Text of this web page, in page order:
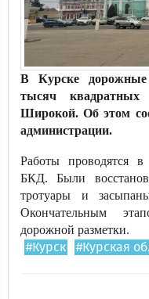
В Курске
тысяч
Широкой. Об этом
администрации.
Работы проводятся в
БКД. Были
тротуары и
Окончательным
дорожной разметки.
#Курск #Курская